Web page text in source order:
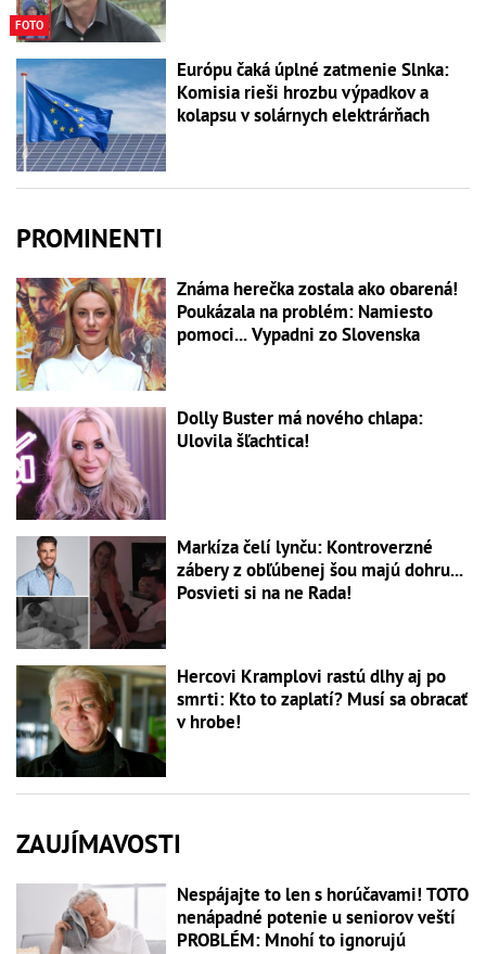
FOTO
Európu čaká úplné zatmenie Slnka:
Komisia rieši hrozbu výpadkov a
kolapsu v solárnych elektrárňach
PROMINENTI
Známa herečka zostala ako obarená!
Poukázala na problém: Namiesto
pomoci... Vypadni zo Slovenska
Dolly Buster má nového chlapa:
Ulovila šľachtica!
Markíza čelí lynču: Kontroverzné
zábery z obľúbenej šou majú dohru...
Posvieti si na ne Rada!
Hercovi Kramplovi rastú dlhy aj po
smrti: Kto to zaplatí? Musí sa obracať
v hrobe!
ZAUJÍMAVOSTI
Nespájajte to len s horúčavami! TOTO
nenápadné potenie u seniorov veští
PROBLÉM: Mnohí to ignorujú